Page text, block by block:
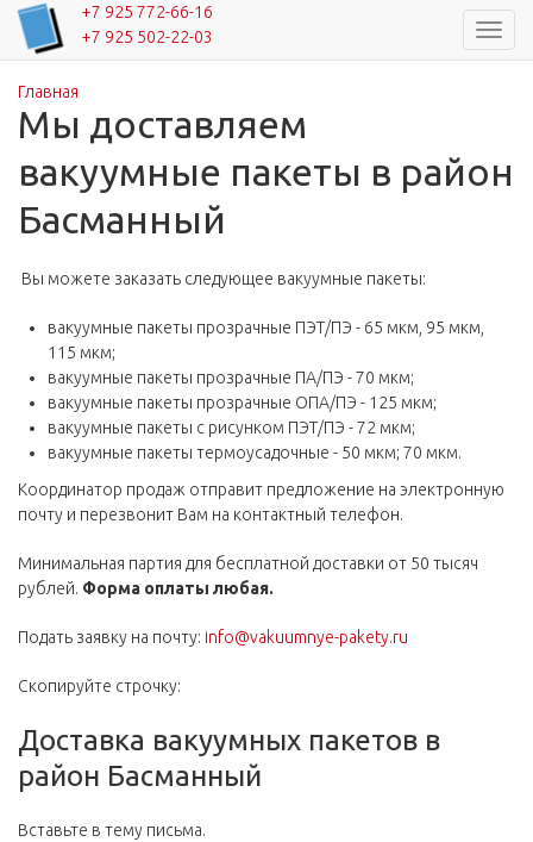
+7 925 772-66-16
+7 925 502-22-03
Вы здесь
Главная
Мы доставляем
вакуумные пакеты в район
Басманный
Вы можете заказать следующее вакуумные пакеты:
вакуумные пакеты прозрачные ПЭТ/ПЭ - 65 мкм, 95 мкм,
115 мкм;
вакуумные пакеты прозрачные ПА/ПЭ - 70 мкм;
вакуумные пакеты прозрачные ОПА/ПЭ - 125 мкм;
вакуумные пакеты с рисунком ПЭТ/ПЭ - 72 мкм;
вакуумные пакеты термоусадочные - 50 мкм; 70 мкм.
Координатор продаж отправит предложение на электронную
почту и перезвонит Вам на контактный телефон.
Минимальная партия для бесплатной доставки от 50 тысяч
рублей. Форма оплаты любая.
Подать заявку на почту: info@vakuumnye-pakety.ru
Скопируйте строчку:
Доставка вакуумных пакетов в
район Басманный
Вставьте в тему письма.